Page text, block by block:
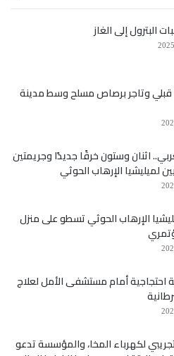
البترول إلى الغاز
وتاجر برصاص مسلح وسط مدينة
اثنان وستون خرقًا جديدًا وجريمتين
لميليشيا الإرهاب الحوثي
الإرهاب الحوثي تسطو على منزل
أمام مستشفى الأمل لعلاج
لكهرباء المخا، والمؤسسة تدعو